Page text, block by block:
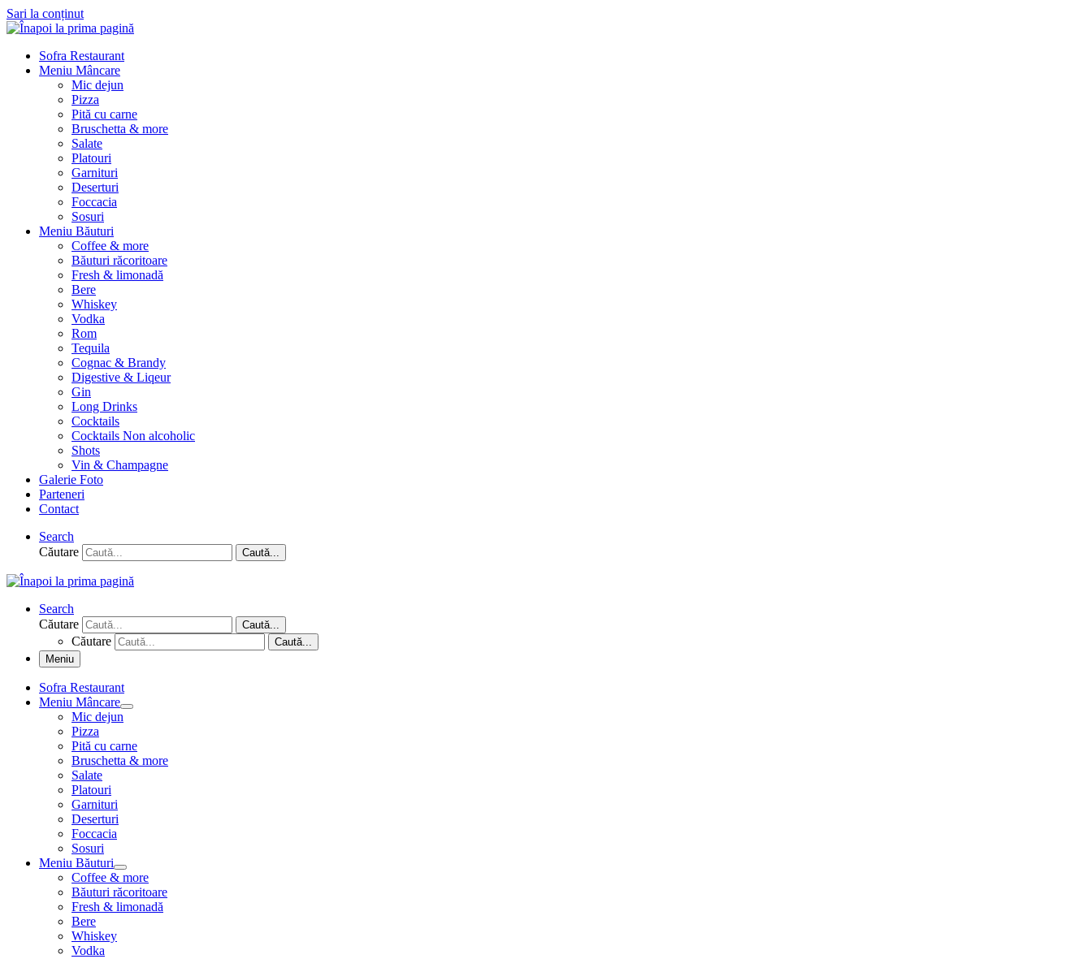
Sari la conținut
Sofra Restaurant
Meniu Mâncare
Mic dejun
Pizza
Pită cu carne
Bruschetta & more
Salate
Platouri
Garnituri
Deserturi
Foccacia
Sosuri
Meniu Băuturi
Coffee & more
Băuturi răcoritoare
Fresh & limonadă
Bere
Whiskey
Vodka
Rom
Tequila
Cognac & Brandy
Digestive & Liqeur
Gin
Long Drinks
Cocktails
Cocktails Non alcoholic
Shots
Vin & Champagne
Galerie Foto
Parteneri
Contact
Search
Căutare
Caută...
Search
Căutare
Caută...
Căutare
Caută...
Meniu
Sofra Restaurant
Meniu Mâncare
Mic dejun
Pizza
Pită cu carne
Bruschetta & more
Salate
Platouri
Garnituri
Deserturi
Foccacia
Sosuri
Meniu Băuturi
Coffee & more
Băuturi răcoritoare
Fresh & limonadă
Bere
Whiskey
Vodka